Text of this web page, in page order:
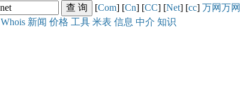
[Com] [Cn] [CC] [Net] [cc] 万网万网
Whois 新闻 价格 工具 米表 信息 中介 知识